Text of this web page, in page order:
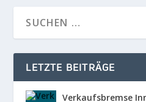
LETZTE BEITRÄGE
Verkaufsbremse